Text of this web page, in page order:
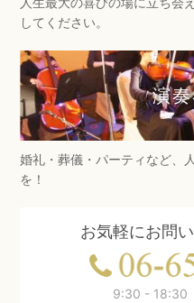
してください。
演
婚礼・葬儀・パーティなど、
を！
お気軽にお問
9:30 - 18:30